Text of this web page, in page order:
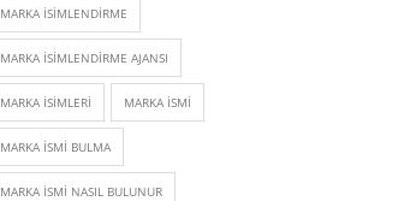
MARKA ISIMLENDIRME
MARKA ISIMLENDIRME AJANSI
MARKA ISIMLERI MARKA ISMI
MARKA ISMI BULMA
MARKA ISMI NASIL BULUNUR